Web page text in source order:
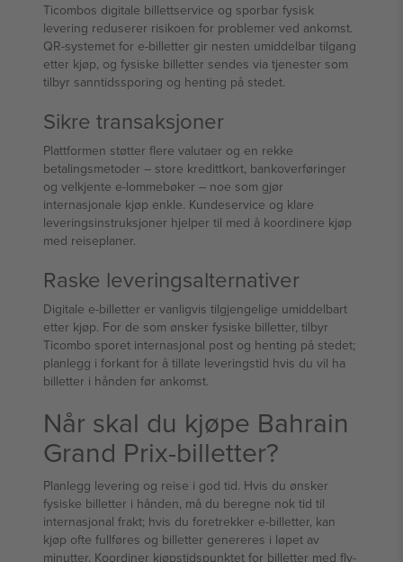
Ticombos digitale billettservice og sporbar fysisk
levering reduserer risikoen for problemer ved ankomst.
QR-systemet for e-billetter gir nesten umiddelbar tilgang
etter kjøp, og fysiske billetter sendes via tjenester som
tilbyr sanntidssporing og henting på stedet.
Sikre transaksjoner
Plattformen støtter flere valutaer og en rekke
betalingsmetoder – store kredittkort, bankoverføringer
og velkjente e-lommebøker – noe som gjør
internasjonale kjøp enkle. Kundeservice og klare
leveringsinstruksjoner hjelper til med å koordinere kjøp
med reiseplaner.
Raske leveringsalternativer
Digitale e-billetter er vanligvis tilgjengelige umiddelbart
etter kjøp. For de som ønsker fysiske billetter, tilbyr
Ticombo sporet internasjonal post og henting på stedet;
planlegg i forkant for å tillate leveringstid hvis du vil ha
billetter i hånden før ankomst.
Når skal du kjøpe Bahrain
Grand Prix-billetter?
Planlegg levering og reise i god tid. Hvis du ønsker
fysiske billetter i hånden, må du beregne nok tid til
internasjonal frakt; hvis du foretrekker e-billetter, kan
kjøp ofte fullføres og billetter genereres i løpet av
minutter. Koordiner kjøpstidspunktet for billetter med fly-